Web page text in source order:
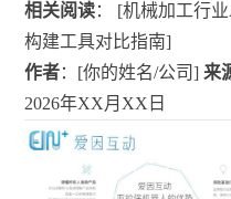
相关阅读： [机械加工行
构建工具对比指南]
作者：[你的姓名/公司] 来
2026年XX月XX日